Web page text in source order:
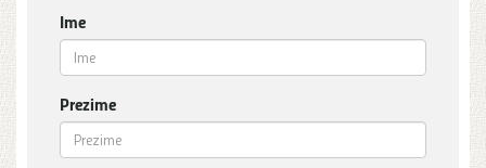
Ime
Prezime